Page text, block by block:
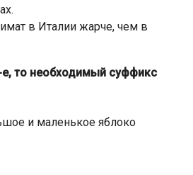
в Италии жарче, чем в
e, то необходимый суффикс